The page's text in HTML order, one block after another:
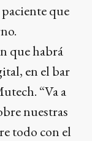
que
que habrá
en el bar
“Va a
nuestras
todo con el